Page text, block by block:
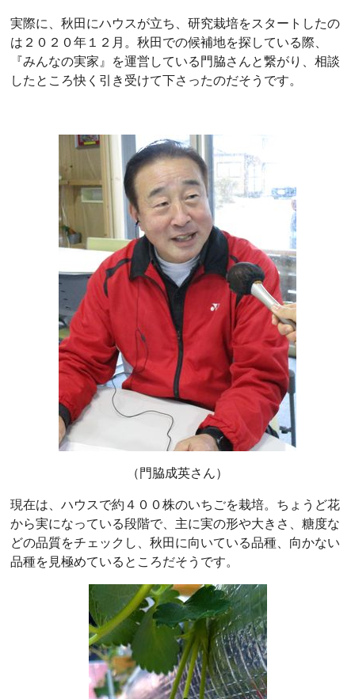
実際に、秋田にハウスが立ち、研究栽培をスタートしたの
は２０２０年１２月。秋田での候補地を探している際、
『みんなの実家』を運営している門脇さんと繋がり、相談
したところ快く引き受けて下さったのだそうです。
（門脇成英さん）
現在は、ハウスで約４００株のいちごを栽培。ちょうど花
から実になっている段階で、主に実の形や大きさ、糖度な
どの品質をチェックし、秋田に向いている品種、向かない
品種を見極めているところだそうです。